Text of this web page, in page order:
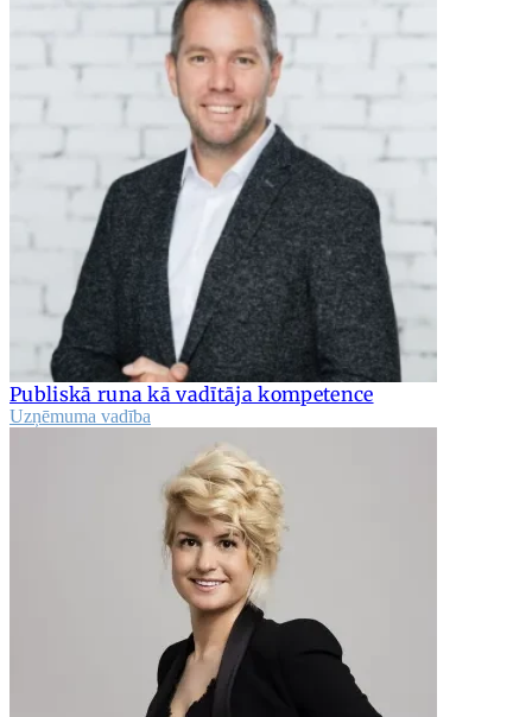
Publiskā runa kā vadītāja kompetence
Uzņēmuma vadība